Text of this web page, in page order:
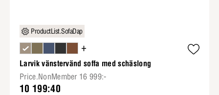
ProductList.SofaDap
+
Larvik vänstervänd soffa med schäslong
Price.NonMember 16 999:-
10 199:40